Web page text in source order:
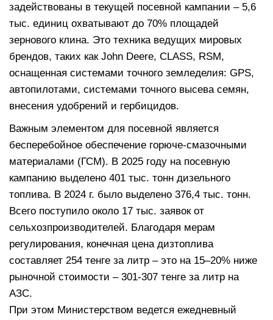
задействованы в текущей посевной кампании – 5,6
тыс. единиц охватывают до 70% площадей
зернового клина. Это техника ведущих мировых
брендов, таких как John Deere, CLASS, RSM,
оснащенная системами точного земледелия: GPS,
автопилотами, системами точного высева семян,
внесения удобрений и гербицидов.
Важным элементом для посевной является
бесперебойное обеспечение горюче-смазочными
материалами (ГСМ). В 2025 году на посевную
кампанию выделено 401 тыс. тонн дизельного
топлива. В 2024 г. было выделено 376,4 тыс. тонн.
Всего поступило около 17 тыс. заявок от
сельхозпроизводителей. Благодаря мерам
регулирования, конечная цена дизтоплива
составляет 254 тенге за литр – это на 15–20% ниже
рыночной стоимости – 301-307 тенге за литр на
АЗС.
При этом Министерством ведется ежедневный